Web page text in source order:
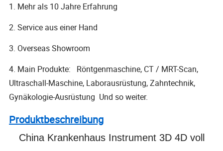
1. Mehr als 10 Jahre Erfahrung
2. Service aus einer Hand
3. Overseas Showroom
4. Main Produkte: Röntgenmaschine, CT / MRT-Scan,
Ultraschall-Maschine, Laborausrüstung, Zahntechnik,
Gynäkologie-Ausrüstung Und so weiter.
Produktbeschreibung
China Krankenhaus Instrument 3D 4D voll